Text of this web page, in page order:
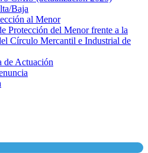
Baja
al Menor
Protección del Menor frente a la
Círculo Mercantil e Industrial de
de Actuación